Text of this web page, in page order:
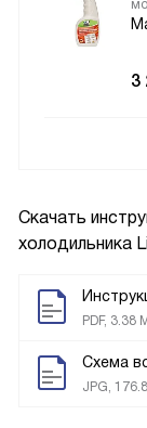
Скачать
холодильника
PDF, 3.38
Схема
JPG,
3